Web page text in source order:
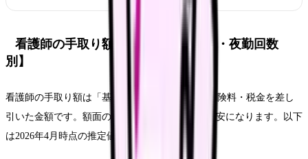
看護師の手取り額 早見表【経験年数・夜勤回数
別】
看護師の手取り額は「基本給＋手当」から社会保険料・税金を差し
引いた金額です。額面の約75〜80%が手取りの目安になります。以下
は2026年4月時点の推定値です。